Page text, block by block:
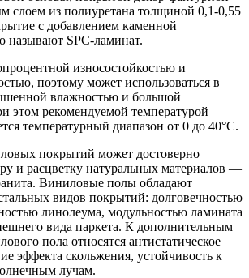
слоем из полиуретана толщиной 0,1-0,55
с добавлением каменной
называют SPC-ламинат.
износостойкостью и
поэтому может использоваться в
влажностью и большой
этом рекомендуемой температурой
температурный диапазон от 0 до 40°С.
покрытий может достоверно
и расцветку натуральных материалов —
Виниловые полы обладают
видов покрытий: долговечностью
линолеума, модульностью ламината
вида паркета. К дополнительным
пола относятся антистатическое
эффекта скольжения, устойчивость к
лучам.